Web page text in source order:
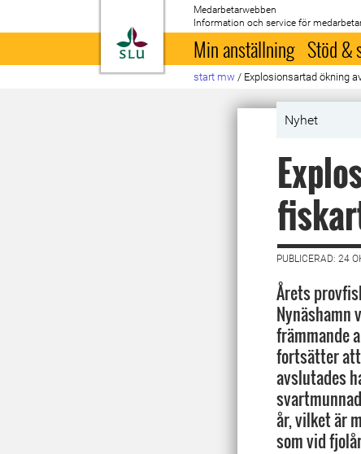
Till startsida
Medarbetarwebben
Information och service för
Min anställning Stöd &
start mw / Explosionsartad ökning
Nyhet
PUBLICERAD: 24
Årets
Nynäshamn
främmande
fortsätter
avslutades
år, vilket är
som vid